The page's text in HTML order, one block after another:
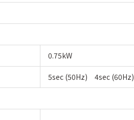
0.75kW
5sec (50Hz) 4sec (60Hz)